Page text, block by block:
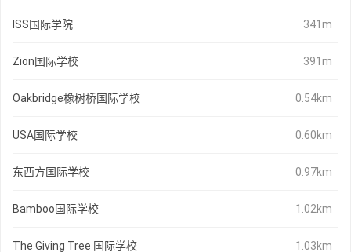
ISS国际学院 341m
Zion国际学校 391m
Oakbridge橡树桥国际学校 0.54km
USA国际学校 0.60km
东西方国际学校 0.97km
Bamboo国际学校 1.02km
The Giving Tree 国际学校 1.03km